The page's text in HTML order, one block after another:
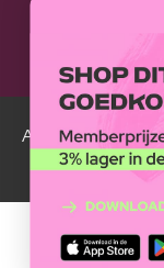
Alle Luxplus